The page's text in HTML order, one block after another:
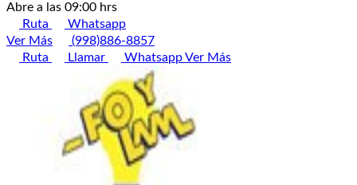
Abre a las 09:00 hrs
Ruta
Whatsapp
Ver Más
(998)886-8857
Ruta
Llamar WhatsappVer Más